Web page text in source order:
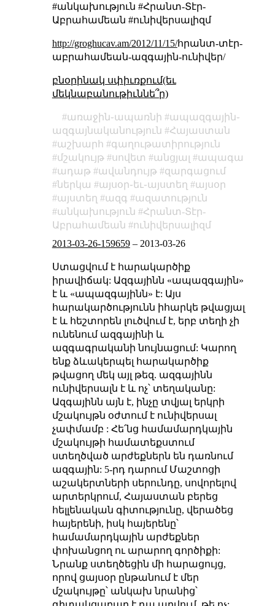
#անկախություն #Հրանտ-Տէր-
Աբրահամեան #ունիվերսալիզմ
http://groghucav.am/2012/11/15/հրանտ-տէր-
աբրահամեան-ազգային-ունիվեր/
բնօրինակ սփիւռքում(եւ
մեկնաբանութիւննե՞ր)
առաջին֊ապառնի
ապազգային֊
ազգայնականություն
Հայաստան
աշխարհ
գաղութատիրություն
մշակույթ
սովետ անցյալ
ապագա
ադաթ
ավանդույթ
զարգացում
ներկա
այսօր֊եւ֊այստեղ
այսօր
այստեղ
ազգ
ազատություն
անկախություն
Հրանտ-Տէր-
Աբրահամեան
ունիվերսալիզմ
2013-03-26-159659– 2013-03-26
Ստացվում է հարակարծիք
իրավիճակ: Ազգայինն «ապազգային»
է և «ապազգայինն» է: Այս
հարակարծությունն իհարկե թվացյալ
է և հեշտորեն լուծվում է, երբ տեղի չի
ունենում ազգայինի և
ազգագրականի նույնացում: Կարող
ենք ձևակերպել հարակարծիք
թվացող մեկ այլ թեզ. ազգայինն
ունիվերսալն է և ոչ՝ տեղականը:
Ազգայինն այն է, ինչը տվյալ երկրի
մշակույթն օժտում է ունիվերսալ
չափմամբ : Հե՛նց համամարդկային
մշակույթի համատեքստում
ստեղծված արժեքներն են դառնում
ազգային: 5-րդ դարում Մաշտոցի
աշակերտների սերունդը, սովորելով
արտերկրում, Հայաստան բերեց
հելլենական գիտությունը, վերածեց
հայերենի, իսկ հայերենը՝
համամարդկային արժեքներ
փոխանցող ու արարող գործիքի:
Նրանք ստեղծեցին մի հարացույց,
որով ցայսօր ընթանում է մեր
մշակույթը՝ անկախ նրանից՝